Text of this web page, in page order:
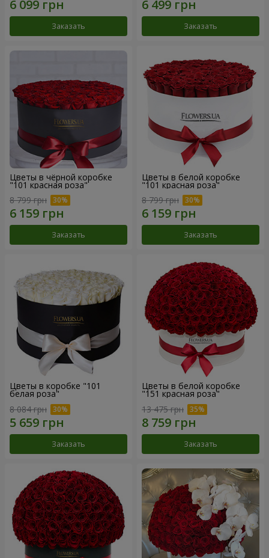
Заказать Заказать
Цветы в чёрной коробке
"101 красная роза"
8 799 грн
Заказать
Цветы в белой коробке
"101 красная роза"
8 799 грн
Заказать
Цветы в коробке "101
белая роза"
8 084 грн
Заказать
Цветы в белой коробке
"151 красная роза"
13 475 грн
Заказать